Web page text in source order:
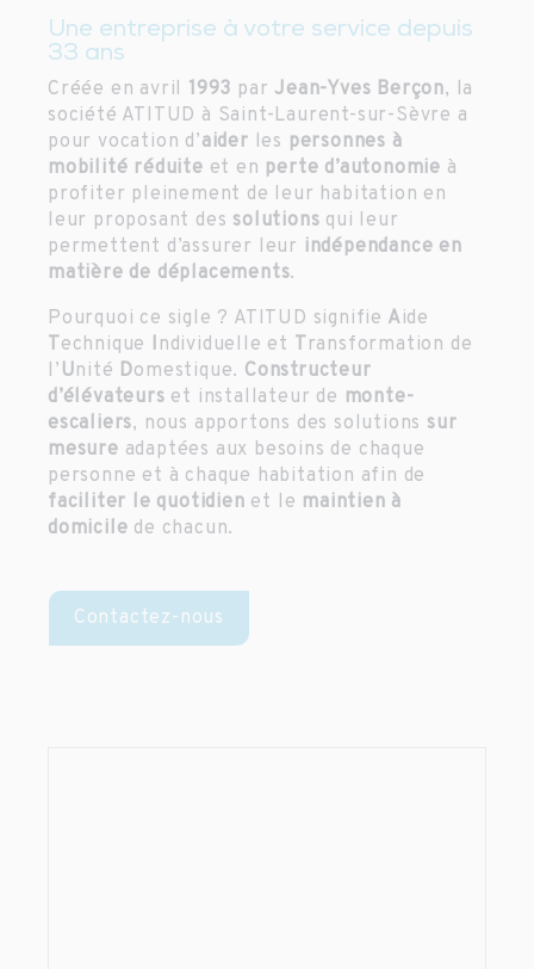
Une entreprise à votre service depuis
33 ans
Créée en avril 1993 parJean-Yves Berçon, la
société ATITUD à Saint-Laurent-sur-Sèvre a
pour vocation d’aider les personnes à
mobilité réduite et en perte d’autonomie à
profiter pleinement de leur habitation en
leur proposant des solutions qui leur
permettent d’assurer leur indépendance en
matière de déplacements.
Pourquoi ce sigle ? ATITUD signifie Aide
T echnique I ndividuelle et T ransformation de
l’ Unité Domestique. Constructeur
d’élévateurs et installateur de monte-
escaliers, nous apportons des solutions sur
mesure adaptées aux besoins de chaque
personne et à chaque habitation afin de
faciliter le quotidien et le maintien à
domicile de chacun.
Contactez-nous